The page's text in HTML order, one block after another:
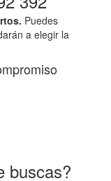
Puedes
a elegir la
buscas?